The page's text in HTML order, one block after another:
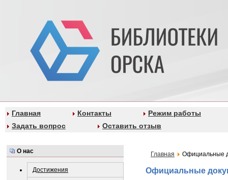
Главная Контакты
Режим работы
Задать вопрос
Оставить отзыв
О нас
Достижения
Главная Официальные
Официальные